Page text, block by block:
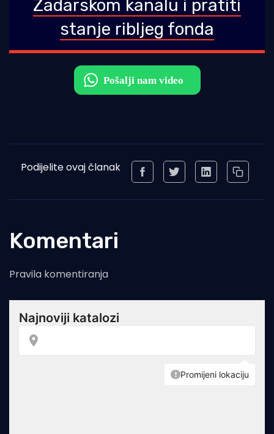
Zadarskom kanalu i pratiti
stanje ribljeg fonda
Podijelite ovaj članak
Komentari
Pravila komentiranja